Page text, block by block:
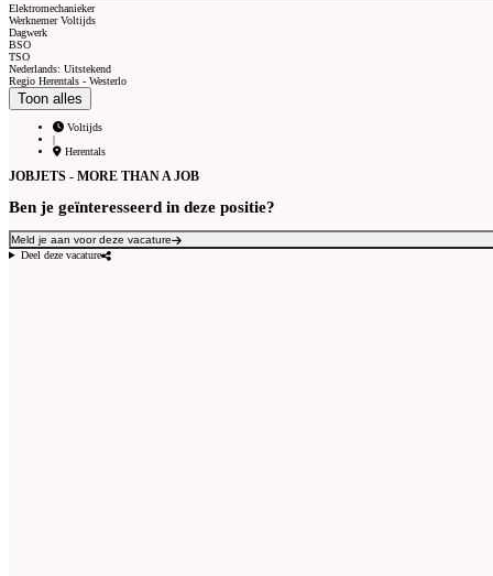
Elektromechanieker
Werknemer Voltijds
Dagwerk
BSO
TSO
Nederlands: Uitstekend
Regio Herentals - Westerlo
Toon alles
Voltijds
|
Herentals
JOBJETS - MORE THAN A JOB
Ben je geïnteresseerd in deze positie?
Meld je aan voor deze vacature
Deel deze vacature